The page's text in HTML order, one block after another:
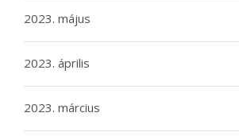
2023. május
2023. április
2023. március